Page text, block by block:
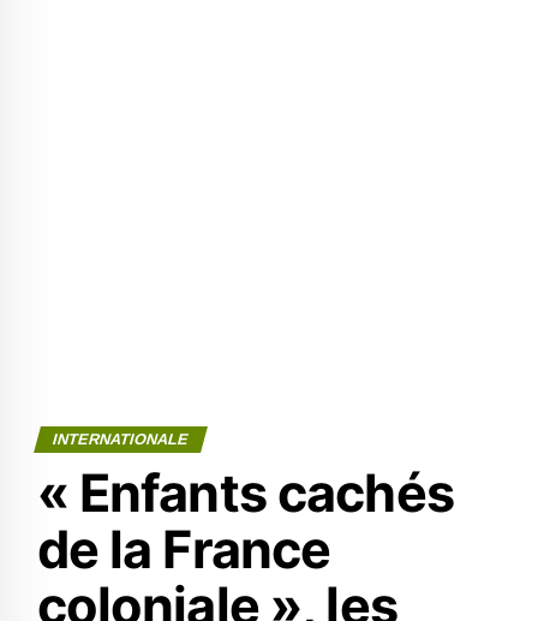
INTERNATIONALE
« Enfants cachés
de la France
coloniale », les